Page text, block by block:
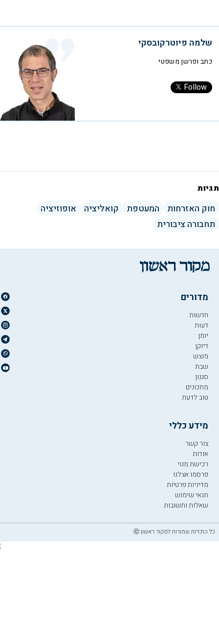
שלמה פיוטרקובסקי
כתב ופרשן משפטי
Follow
תגיות
חוק האזרחות המעטפת קואליציה
אופוזיציה
תחבורה ציבורית
מדורים
חדשות
דעות
יומן
דיוקן
מוצש
שבת
סגנון
מתכונים
טוב לדעת
מידע כללי
צור קשר
אודות
רכישת מנוי
פרסמו אצלנו
מדיניות פרטיות
תנאי שימוש
שאלות ותשובות
כל הזכויות שמורות למקור ראשון ⓒ